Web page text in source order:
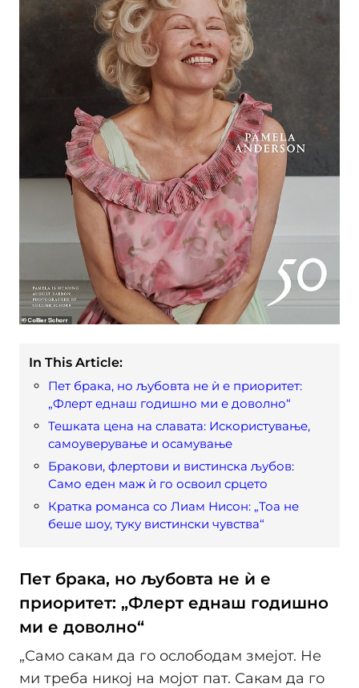
In This Article:
Пет брака, но љубовта не ѝ е приоритет:
„Флерт еднаш годишно ми е доволно“
Тешката цена на славата: Искористување,
самоуверување и осамување
Бракови, флертови и вистинска љубов:
Само еден маж ѝ го освоил срцето
Кратка романса со Лиам Нисон: „Тоа не
беше шоу, туку вистински чувства“
Пет брака, но љубовта не ѝ е
приоритет: „Флерт еднаш годишно
ми е доволно“
„Само сакам да го ослободам змејот. Не
ми треба никој на мојот пат. Сакам да го